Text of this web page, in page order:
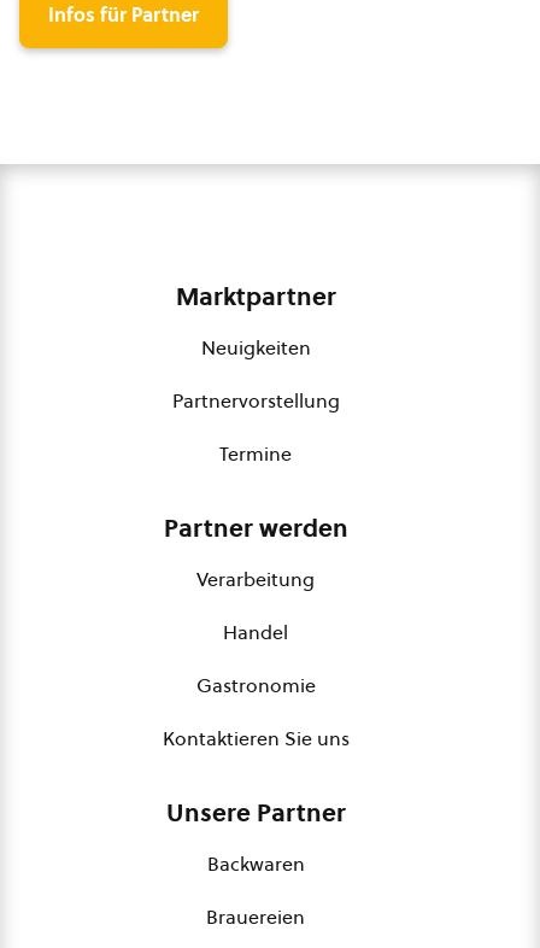
Infos für Partner
Marktpartner
Neuigkeiten
Partnervorstellung
Termine
Partner werden
Verarbeitung
Handel
Gastronomie
Kontaktieren Sie uns
Unsere Partner
Backwaren
Brauereien